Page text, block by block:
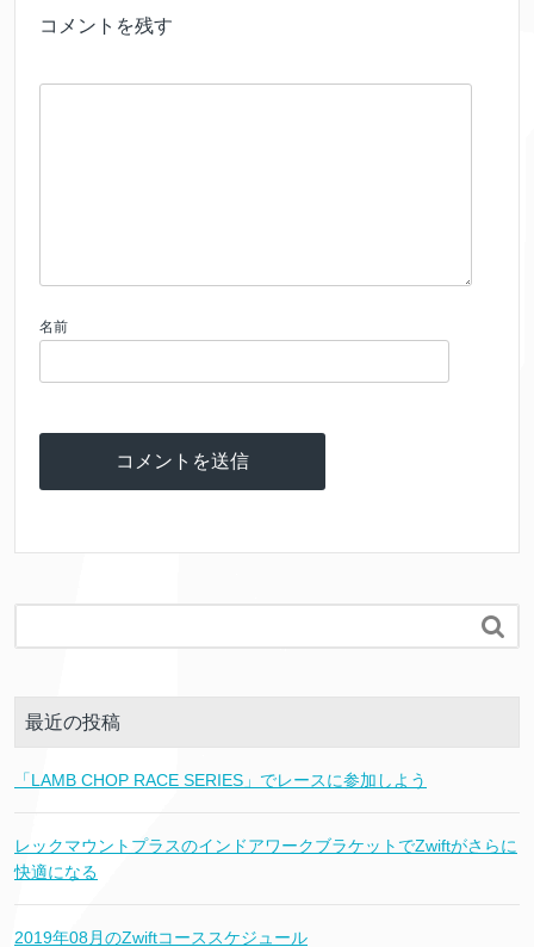
コメントを残す
名前

最近の投稿
「LAMB CHOP RACE SERIES」でレースに参加しよう
レックマウントプラスのインドアワークブラケットでZwiftがさらに
快適になる
2019年08月のZwiftコーススケジュール